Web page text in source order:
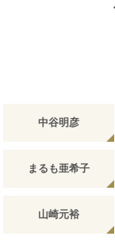
中谷明彦
まるも亜希子
山崎元裕